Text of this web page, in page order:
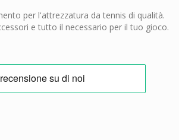
per l'attrezzatura da tennis di qualità.
e tutto il necessario per il tuo gioco.